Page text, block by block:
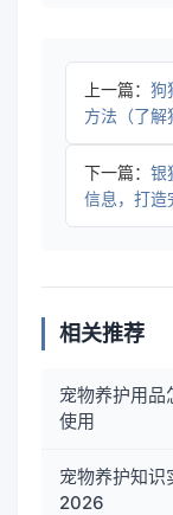
上一篇： 狗
方法（了解
下一篇： 银
信息，打造
相关推荐
宠物养护用品
使用
宠物养护知识
2026